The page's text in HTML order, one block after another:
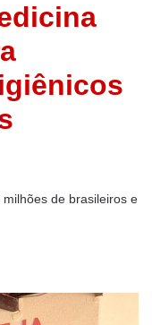
de brasileiros e